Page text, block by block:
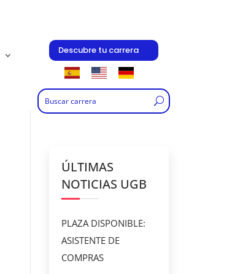
Descubre tu carrera
ÚLTIMAS
NOTICIAS UGB
PLAZA DISPONIBLE:
ASISTENTE DE
COMPRAS